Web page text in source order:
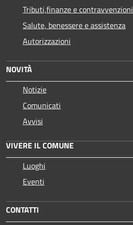
Tributi,finanze e contravvenzioni
Salute, benessere e assistenza
Autorizzazioni
NOVITÀ
Notizie
Comunicati
Avvisi
VIVERE IL COMUNE
Luoghi
Eventi
CONTATTI